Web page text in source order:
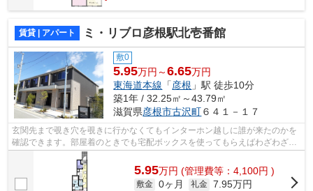
賃貸 | アパート ミ・リブロ彦根駅北壱番館
敷0
5.95万円～6.65万円
東海道本線 「彦根 」駅 徒歩10分
築1年 / 32.25㎡～43.79㎡
滋賀県彦根市古沢町６４１－１７
玄関先まで覗き穴を覗きに行かなくてもインターホン越しに誰が来たのかを
確認できます。部屋着のときでも宅配ボックスを使ってもらえばわざわざ着
替えることなく荷物を配達してもらえ...
5.95万円 (管理費等：4,100円 )
敷金 0ヶ月 礼金 7.95万円